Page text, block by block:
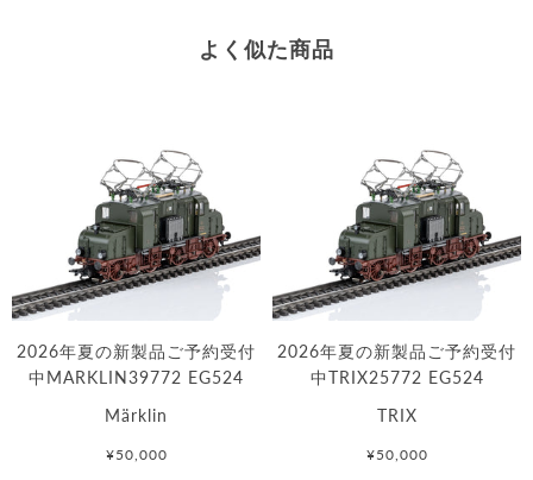
よく似た商品
2026年夏の新製品ご予約受付
中MARKLIN39772 EG524
Märklin
¥50,000
2026年夏の新製品ご予約受付
中TRIX25772 EG524
TRIX
¥50,000